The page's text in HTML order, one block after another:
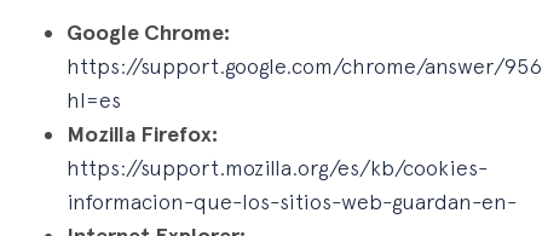
Google Chrome:
https://support.google.com/chrome/answer/
hl=es
Mozilla Firefox:
https://support.mozilla.org/es/kb/cookies-
informacion-que-los-sitios-web-guardan-en-